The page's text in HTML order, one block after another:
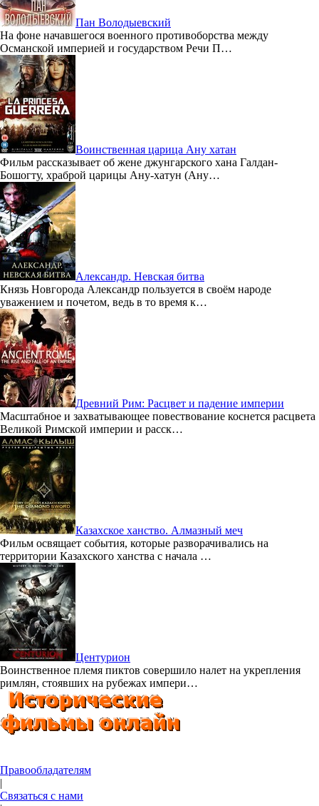
Пан Володыевский
На фоне начавшегося военного противоборства между
Османской империей и государством Речи П…
Воинственная царица Ану хатан
Фильм рассказывает об жене джунгарского хана Галдан-
Бошогту, храброй царицы Ану-хатун (Ану…
Александр. Невская битва
Князь Новгорода Александр пользуется в своём народе
уважением и почетом, ведь в то время к…
Древний Рим: Расцвет и падение империи
Масштабное и захватывающее повествование коснется расцвета
Великой Римской империи и расск…
Казахское ханство. Алмазный меч
Фильм освящает события, которые разворачивались на
территории Казахского ханства с начала …
Центурион
Воинственное племя пиктов совершило налет на укрепления
римлян, стоявших на рубежах импери…
Правообладателям
|
Связаться с нами